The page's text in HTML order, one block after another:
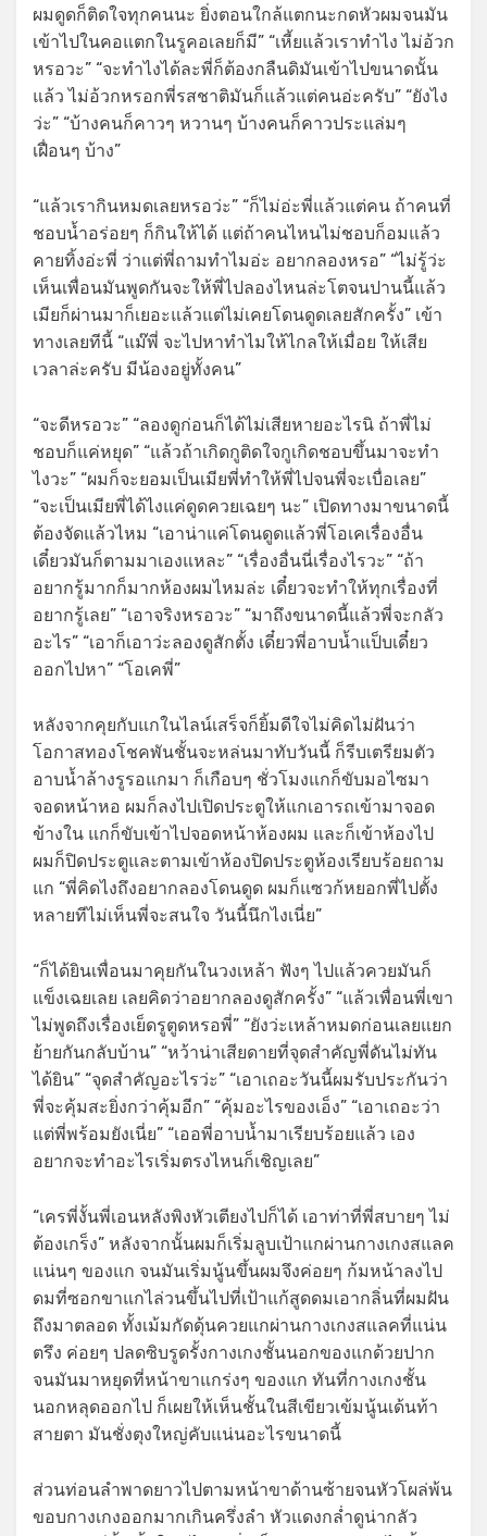
ผมดูดก็ติดใจทุกคนนะ ยิ่งตอนใกล้แตกนะกดหัวผมจนมัน
เข้าไปในคอแตกในรูคอเลยก็มี” “เหี้ยแล้วเราทำไง ไม่อ้วก
หรอวะ” “จะทำไงได้ละพี่ก็ต้องกลืนดิมันเข้าไปขนาดนั้น
แล้ว ไม่อ้วกหรอกพี่รสชาติมันก็แล้วแต่คนอ่ะครับ” “ยังไง
ว่ะ” “บ้างคนก็คาวๆ หวานๆ บ้างคนก็คาวประแล่มๆ
เฝื่อนๆ บ้าง”
“แล้วเรากินหมดเลยหรอว่ะ” “ก็ไม่อ่ะพี่แล้วแต่คน ถ้าคนที่
ชอบน้ำอร่อยๆ ก็กินให้ได้ แต่ถ้าคนไหนไม่ชอบก็อมแล้ว
คายทิ้งอ่ะพี่ ว่าแต่พี่ถามทำไมอ่ะ อยากลองหรอ” “ไม่รู้ว่ะ
เห็นเพื่อนมันพูดกันจะให้พี่ไปลองไหนล่ะโตจนปานนี้แล้ว
เมียก็ผ่านมาก็เยอะแล้วแต่ไม่เคยโดนดูดเลยสักครั้ง” เข้า
ทางเลยทีนี้ “แม๊พี่ จะไปหาทำไมให้ไกลให้เมื่อย ให้เสีย
เวลาล่ะครับ มีน้องอยู่ทั้งคน”
“จะดีหรอวะ” “ลองดูก่อนก็ได้ไม่เสียหายอะไรนิ ถ้าพี่ไม่
ชอบก็แค่หยุด” “แล้วถ้าเกิดกูติดใจกูเกิดชอบขึ้นมาจะทำ
ไงวะ” “ผมก็จะยอมเป็นเมียพี่ทำให้พี่ไปจนพี่จะเบื่อเลย”
“จะเป็นเมียพี่ได้ไงแค่ดูดควยเฉยๆ นะ” เปิดทางมาขนาดนี้
ต้องจัดแล้วไหม “เอาน่าแค่โดนดูดแล้วพี่โอเคเรื่องอื่น
เดี๋ยวมันก็ตามมาเองแหละ” “เรื่องอื่นนี่เรื่องไรวะ” “ถ้า
อยากรู้มากก็มากห้องผมไหมล่ะ เดี๋ยวจะทำให้ทุกเรื่องที่
อยากรู้เลย” “เอาจริงหรอวะ” “มาถึงขนาดนี้แล้วพี่จะกลัว
อะไร” “เอาก็เอาว่ะลองดูสักตั้ง เดี๋ยวพี่อาบน้ำแป็บเดี๋ยว
ออกไปหา” “โอเคพี่”
หลังจากคุยกับแกในไลน์เสร็จก็ยิ้มดีใจไม่คิดไม่ฝันว่า
โอกาสทองโชคพันชั้นจะหล่นมาทับวันนี้ ก็รีบเตรียมตัว
อาบน้ำล้างรูรอแกมา ก็เกือบๆ ชั่วโมงแกก็ขับมอไซมา
จอดหน้าหอ ผมก็ลงไปเปิดประตูให้แกเอารถเข้ามาจอด
ข้างใน แกก็ขับเข้าไปจอดหน้าห้องผม และก็เข้าห้องไป
ผมก็ปิดประตูและตามเข้าห้องปิดประตูห้องเรียบร้อยถาม
แก “พี่คิดไงถึงอยากลองโดนดูด ผมก็แซวก้หยอกพี่ไปตั้ง
หลายทีไม่เห็นพี่จะสนใจ วันนี้นึกไงเนี่ย”
“ก็ได้ยินเพื่อนมาคุยกันในวงเหล้า ฟังๆ ไปแล้วควยมันก็
แข็งเฉยเลย เลยคิดว่าอยากลองดูสักครั้ง” “แล้วเพื่อนพี่เขา
ไม่พูดถึงเรื่องเย็ดรูตูดหรอพี่” “ยังว่ะเหล้าหมดก่อนเลยแยก
ย้ายกันกลับบ้าน” “หว้าน่าเสียดายที่จุดสำคัญพี่ดันไม่ทัน
ได้ยิน” “จุดสำคัญอะไรว่ะ” “เอาเถอะวันนี้ผมรับประกันว่า
พี่จะคุ้มสะยิ่งกว่าคุ้มอีก” “คุ้มอะไรของเอ็ง” “เอาเถอะว่า
แต่พี่พร้อมยังเนี่ย” “เออพี่อาบน้ำมาเรียบร้อยแล้ว เอง
อยากจะทำอะไรเริ่มตรงไหนก็เชิญเลย”
“เครพี่งั้นพี่เอนหลังพิงหัวเตียงไปก็ได้ เอาท่าที่พี่สบายๆ ไม่
ต้องเกร็ง” หลังจากนั้นผมก็เริ่มลูบเป้าแกผ่านกางเกงสแลค
แน่นๆ ของแก จนมันเริ่มนู้นขึ้นผมจึงค่อยๆ ก้มหน้าลงไป
ดมที่ซอกขาแกไล่วนขึ้นไปที่เป้าแก้สูดดมเอากลิ่นที่ผมฝัน
ถึงมาตลอด ทั้งเม้มกัดดุ้นควยแกผ่านกางเกงสแลคที่แน่น
ตรึง ค่อยๆ ปลดซิบรูดรั้งกางเกงชั้นนอกของแกด้วยปาก
จนมันมาหยุดที่หน้าขาแกร่งๆ ของแก ทันที่กางเกงชั้น
นอกหลุดออกไป ก็เผยให้เห็นชั้นในสีเขียวเข้มนู้นเด้นท้า
สายตา มันชั่งตุงใหญ่คับแน่นอะไรขนาดนี้
ส่วนท่อนลำพาดยาวไปตามหน้าขาด้านซ้ายจนหัวโผล่พ้น
ขอบกางเกงออกมากเกินครึ่งลำ หัวแดงกล่ำดูน่ากลัว